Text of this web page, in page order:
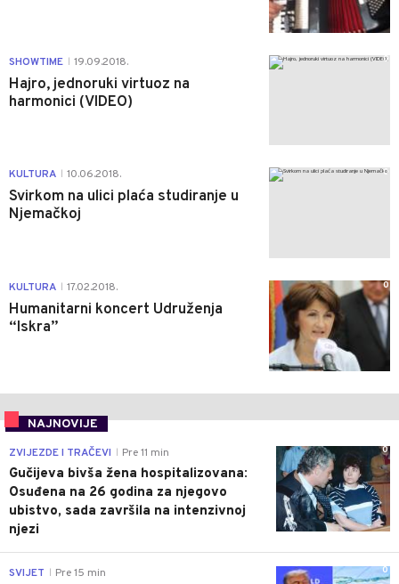
SHOWTIME 19.09.2018.
Hajro, jednoruki virtuoz na
harmonici (VIDEO)
0
KULTURA 10.06.2018.
Svirkom na ulici plaća studiranje u
Njemačkoj
0
KULTURA 17.02.2018.
Humanitarni koncert Udruženja
“Iskra”
0
NAJNOVIJE
0
ZVIJEZDE I TRAČEVI Pre 11 min
Gučijeva bivša žena hospitalizovana:
Osuđena na 26 godina za njegovo
ubistvo, sada završila na intenzivnoj
njezi
0
SVIJET Pre 15 min